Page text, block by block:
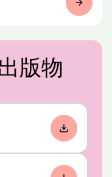
版物